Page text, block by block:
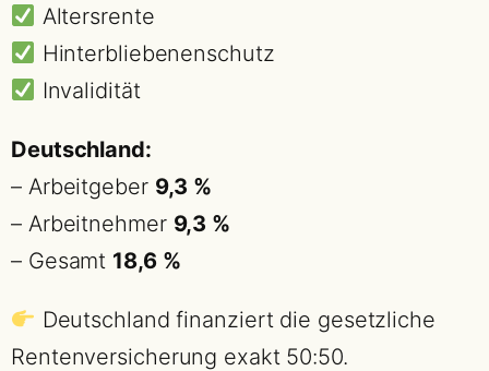
Altersrente
Hinterbliebenenschutz
Invalidität
Deutschland:
– Arbeitgeber 9,3 %
– Arbeitnehmer 9,3 %
– Gesamt 18,6 %
Deutschland finanziert die gesetzliche
Rentenversicherung exakt 50:50.